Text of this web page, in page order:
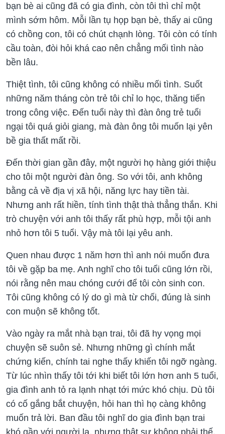
bạn bè ai cũng đã có gia đình, còn tôi thì chỉ một
mình sớm hôm. Mỗi lần tụ họp bạn bè, thấy ai cũng
có chồng con, tôi có chút chạnh lòng. Tôi còn có tính
cầu toàn, đòi hỏi khá cao nên chẳng mối tình nào
bền lâu.
Thiệt tình, tôi cũng không có nhiều mối tình. Suốt
những năm tháng còn trẻ tôi chỉ lo học, thăng tiến
trong công việc. Đến tuổi này thì đàn ông trẻ tuổi
ngại tôi quá giỏi giang, mà đàn ông tôi muốn lại yên
bề gia thất mất rồi.
Đến thời gian gần đây, một người họ hàng giới thiệu
cho tôi một người đàn ông. So với tôi, anh không
bằng cả về địa vị xã hội, năng lực hay tiền tài.
Nhưng anh rất hiền, tính tình thật thà thẳng thắn. Khi
trò chuyện với anh tôi thấy rất phù hợp, mỗi tội anh
nhỏ hơn tôi 5 tuổi. Vậy mà tôi lại yêu anh.
Quen nhau được 1 năm hơn thì anh nói muốn đưa
tôi về gặp ba mẹ. Anh nghĩ cho tôi tuổi cũng lớn rồi,
nói rằng nên mau chóng cưới để tôi còn sinh con.
Tôi cũng không có lý do gì mà từ chối, đúng là sinh
con muộn sẽ không tốt.
Vào ngày ra mắt nhà bạn trai, tôi đã hy vọng mọi
chuyện sẽ suôn sẻ. Nhưng những gì chính mắt
chứng kiến, chính tai nghe thấy khiến tôi ngỡ ngàng.
Từ lúc nhìn thấy tôi tới khi biết tôi lớn hơn anh 5 tuổi,
gia đình anh tỏ ra lạnh nhạt tới mức khó chịu. Dù tôi
có cố gắng bắt chuyện, hỏi han thì họ càng không
muốn trả lời. Ban đầu tôi nghĩ do gia đình bạn trai
khó gần với người lạ, nhưng thật sự không phải thế.